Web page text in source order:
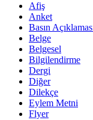
Afiş
Anket
Basın
Belge
Belgesel
Bilgilendirme
Dergi
Diğer
Dilekçe
Eylem Metni
Flyer